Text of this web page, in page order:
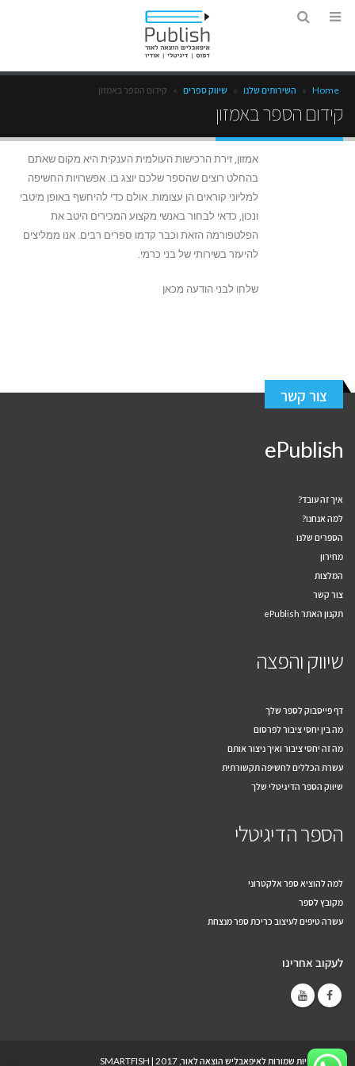
Home
» השירותים שלנו » שיווק ספרים » קידום הספר באמזון
קידום הספר באמזון
אמזון, זירת הרכישות העולמית הענקית היא מקום שאתם
בהחלט רוצים שהספר שלכם יוצג בו. אפשרויות החשיפה
למליוני קוראים הן עצומות. אולם כדי להיחשף באופן מיטבי
ונכון, כדאי לבחור באנשי מקצוע המכירים היטב את
הפלטפורמה הזאת וכבר קדמו ספרים רבים. אנו ממליצים
להיעזר בשירותי של בני כרמי.
שלחו לבני הודעה מכאן
צור קשר
ePublish
איך זה עובד?
למה אנחנו?
הספרים שלנו
מחירון
המלצות
צור קשר
תקנון האתר ePublish
שיווק והפצה
דף פייסבוק לספר שלך
מה בין יחסי ציבור לפרסום
מה זה יחסי ציבור ואיך ניצור אותם
עשרת הכללים לחשיפה תקשורתית
שיווק הספר הדיגיטלי שלך
הספר הדיגיטלי
למה להוציא ספר אלקטרוני
מקובץ לספר
עשרה טיפים לעיצוב כריכת ספר מנצחת
לעקוב אחרינו
© כל הזכויות שמורות לאיפאבליש הוצאה לאור, 2017 | SMARTFISH